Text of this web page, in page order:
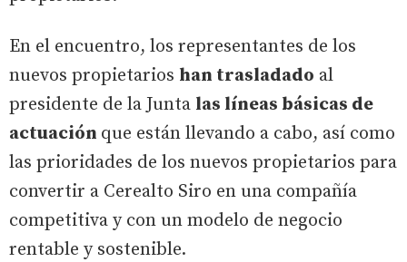
En el encuentro, los representantes de los
nuevos propietarios han trasladado al
presidente de la Junta las líneas básicas de
actuación que están llevando a cabo, así como
las prioridades de los nuevos propietarios para
convertir a Cerealto Siro en una compañía
competitiva y con un modelo de negocio
rentable y sostenible.